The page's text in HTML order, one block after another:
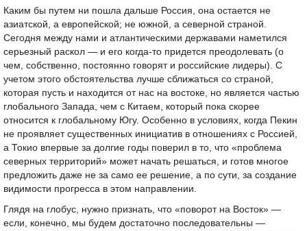
Каким бы путем ни пошла дальше Россия, она остается не
азиатской, а европейской; не южной, а северной страной.
Сегодня между нами и атлантическими державами наметился
серьезный раскол — и его когда-то придется преодолевать (о
чем, собственно, постоянно говорят и российские лидеры). С
учетом этого обстоятельства лучше сближаться со страной,
которая пусть и находится от нас на востоке, но является частью
глобального Запада, чем с Китаем, который пока скорее
относится к глобальному Югу. Особенно в условиях, когда Пекин
не проявляет существенных инициатив в отношениях с Россией,
а Токио впервые за долгие годы поверил в то, что «проблема
северных территорий» может начать решаться, и готов многое
предложить даже не за само ее решение, а по сути, за создание
видимости прогресса в этом направлении.
Глядя на глобус, нужно признать, что «поворот на Восток» —
если, конечно, мы будем достаточно последовательны —